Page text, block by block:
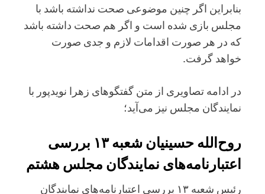
بنابراین اگر چنین موضوعی صحت نداشته باشد با
مجلس بازی شده است و اگر هم صحت داشته باشد
که در هر صورت اقدامات لازم و جدی صورت
خواهد گرفت.
در ادامه تصاویری از متن گفتگوهای زهرا نویدپور با
نمایندگان مجلس نیز می‌آید؛
روح‌الله حسینیان شعبه ۱۳ بررسی
اعتبارنامه‌‌های نمایندگان مجلس هشتم
رئیس شعبه ۱۳ بررسی اعتبارنامه‌‌های نمایندگان